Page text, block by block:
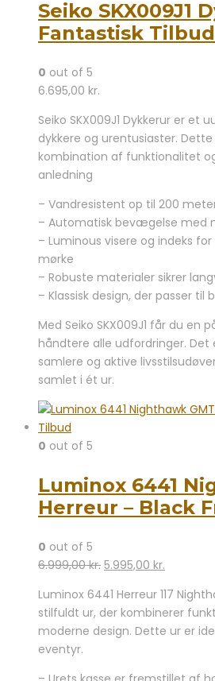
Seiko SKX009J1
Fantastisk
0 out of 5
6.695,00 kr.
Seiko SKX009J1 Dykkerur er et
dykkere og urentusiaster.
kombination af funktionalitet
anledning
– Vandresistent op til 200
– Automatisk bevægelse med
– Luminous visere og indeks
mørke
– Robuste materialer sikrer
– Klassisk design, der passer
Med Seiko SKX009J1 får du en
håndtere alle udfordringer.
samlere og aktive
samlet i ét ur.
0 out of 5
Luminox 6441
Herreur – Black
0 out of 5
6.999,00kr. Den
pris
var:
6.999,00 kr..
5.995,00 kr.
pris
er:
5.995,00
Luminox 6441 Herreur 117
stilfuldt ur, der kombinerer
moderne design. Dette ur er
eventyr.